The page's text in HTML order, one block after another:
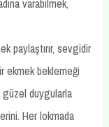
varabilmek,
paylaştırır, sevgidir
ekmek beklemeği
güzel duygularla
Her lokmada